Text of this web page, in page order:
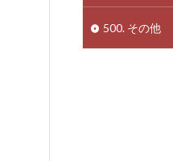
500. その他